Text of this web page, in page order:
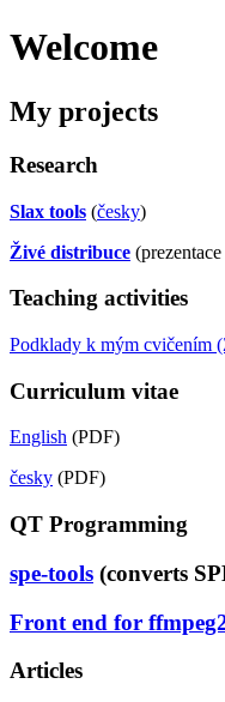
Welcome
My projects
Research
Slax tools (česky)
Živé distribuce
Teaching activities
Podklady k mým cvičením
Curriculum vitae
English (PDF)
česky (PDF)
QT Programming
spe-tools (converts
Front end for
Articles